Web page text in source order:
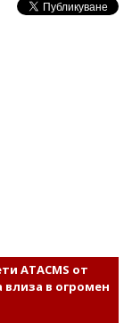
ATACMS от
в огромен